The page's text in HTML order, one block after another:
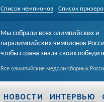
Список чемпионов Список
Мы собрали всех олимпийских и
паралимпийских чемпионов
чтобы страна знала своих
Все олимпийские медали сборных
НОВОСТИ ИНТЕРВЬЮ